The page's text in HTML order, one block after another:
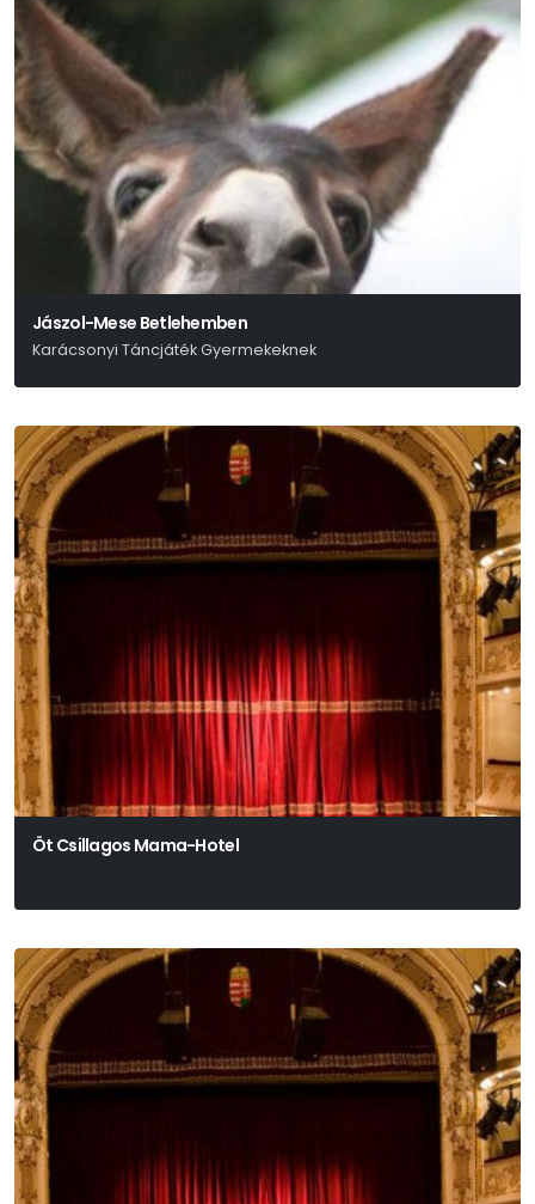
Jászol-Mese Betlehemben
Karácsonyi Táncjáték Gyermekeknek
Öt Csillagos Mama-Hotel